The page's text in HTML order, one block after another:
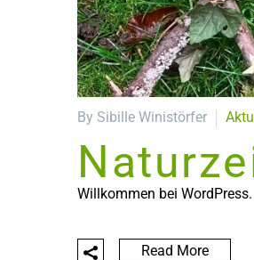
By Sibille Winistörfer
Willkommen bei
Read More